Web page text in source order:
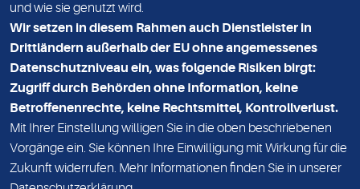
DATENSCHUTZ
KONTAKT
NEWSLETTER
ADRESSE
MVZ Medizinisches Labor Nord MLN GmbH
Essener Straße 108
22419 Hamburg
und wie sie genutzt wird.
Wir setzen in diesem Rahmen auch Dienstleister in
Drittländern außerhalb der EU ohne angemessenes
Datenschutzniveau ein, was folgende Risiken birgt:
Zugriff durch Behörden ohne Information, keine
Betroffenenrechte, keine Rechtsmittel, Kontrollverlust.
Mit Ihrer Einstellung willigen Sie in die oben beschriebenen
Vorgänge ein. Sie können Ihre Einwilligung mit Wirkung für die
Zukunft widerrufen. Mehr Informationen finden Sie in unserer